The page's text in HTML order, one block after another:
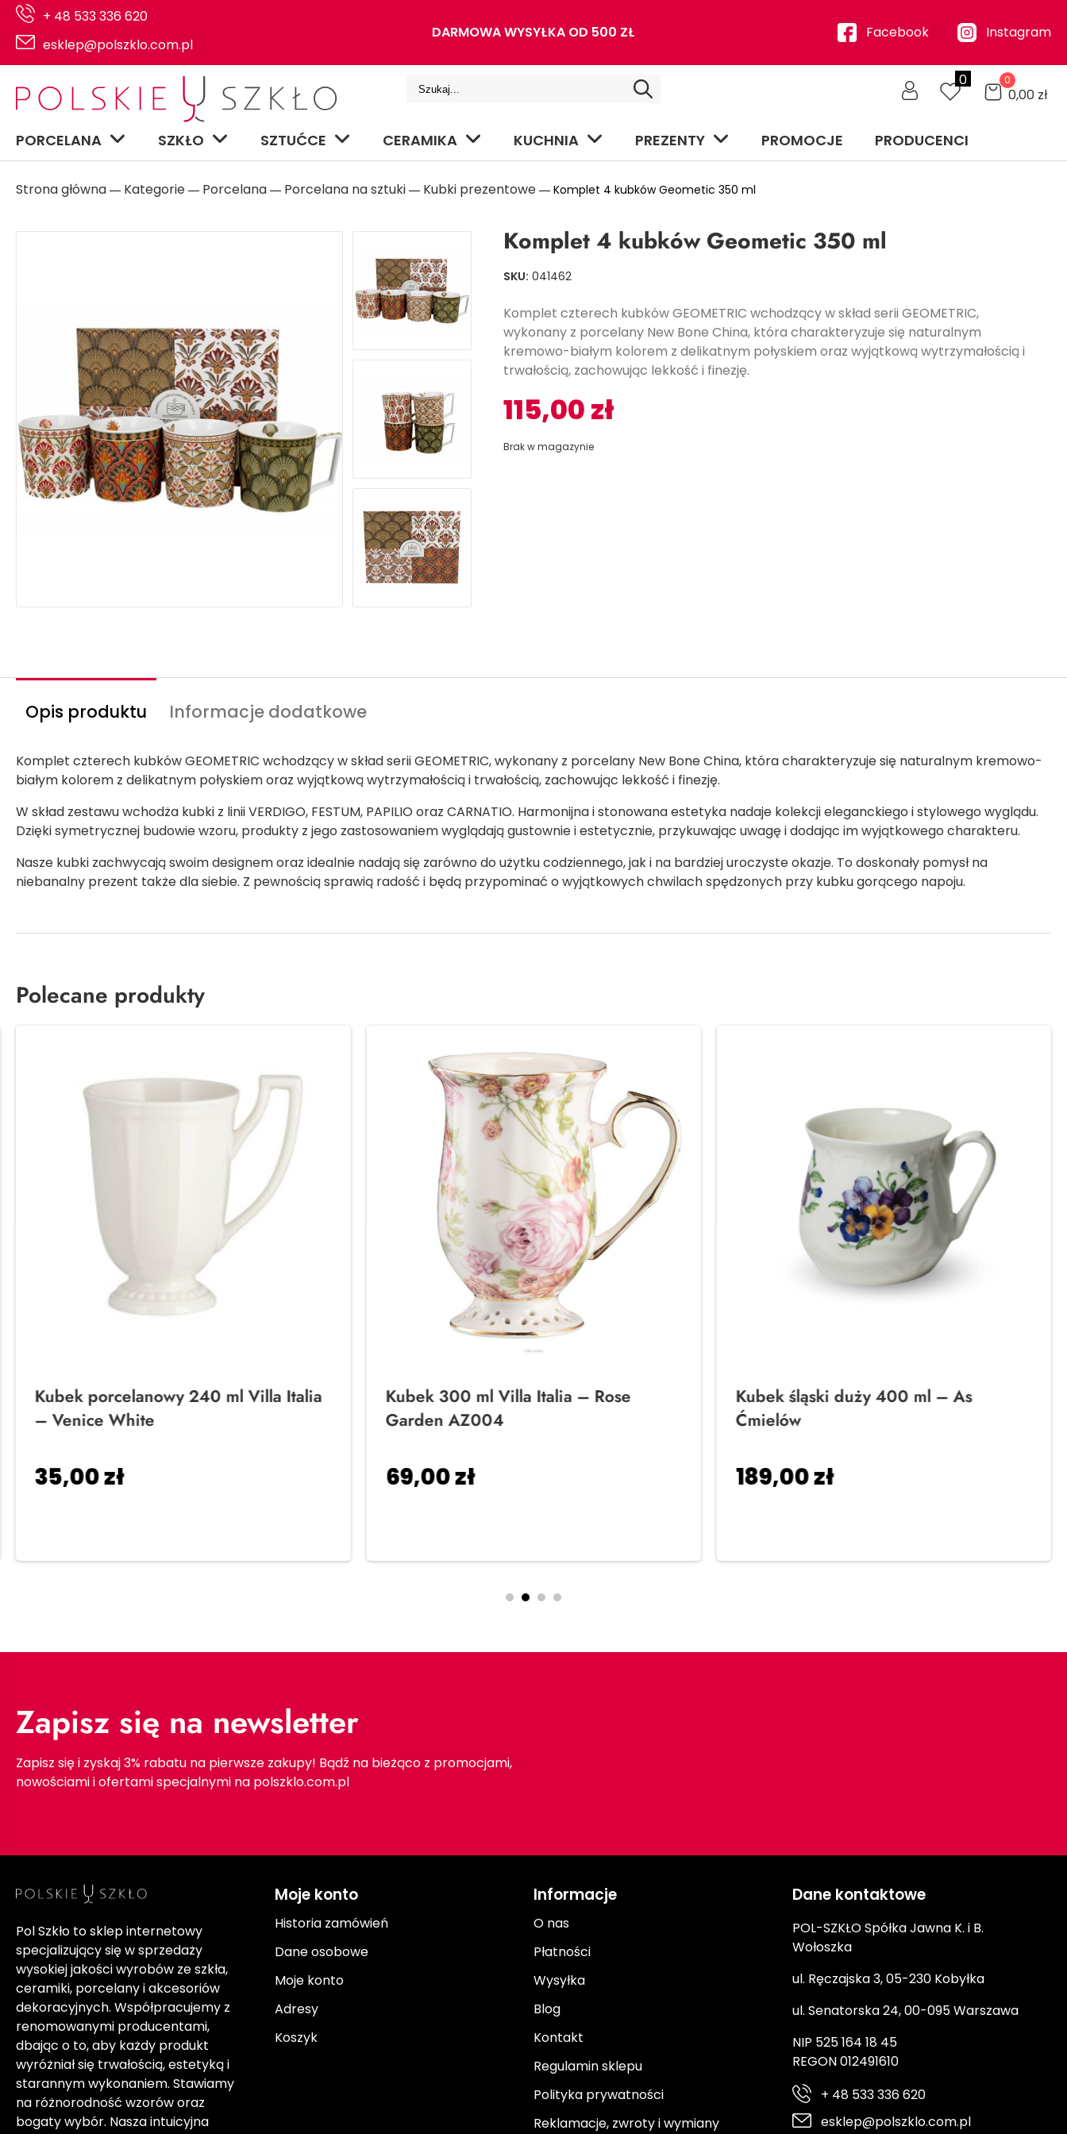
+ 48 533 336 620
esklep@polszklo.com.pl
DARMOWA WYSYŁKA OD 500 ZŁ Facebook Instagram
0 0
0,00 zł
PORCELANA SZKŁO SZTUĆCE CERAMIKA KUCHNIA PREZENTY PROMOCJE PRODUCENCI
Strona główna ― Kategorie ― Porcelana ― Porcelana na sztuki ― Kubki prezentowe ― Komplet 4 kubków Geometic 350 ml
Komplet 4 kubków Geometic 350 ml
SKU: 041462
Komplet czterech kubków GEOMETRIC wchodzący w skład serii GEOMETRIC,
wykonany z porcelany New Bone China, która charakteryzuje się naturalnym
kremowo-białym kolorem z delikatnym połyskiem oraz wyjątkową wytrzymałością i
trwałością, zachowując lekkość i finezję.
115,00zł
Brak w magazynie
Opis produktu Informacje dodatkowe
Komplet czterech kubków GEOMETRIC wchodzący w skład serii GEOMETRIC, wykonany z porcelany New Bone China, która charakteryzuje się naturalnym kremowo-
białym kolorem z delikatnym połyskiem oraz wyjątkową wytrzymałością i trwałością, zachowując lekkość i finezję.
W skład zestawu wchodża kubki z linii VERDIGO, FESTUM, PAPILIO oraz CARNATIO. Harmonijna i stonowana estetyka nadaje kolekcji eleganckiego i stylowego wyglądu.
Dzięki symetrycznej budowie wzoru, produkty z jego zastosowaniem wyglądają gustownie i estetycznie, przykuwając uwagę i dodając im wyjątkowego charakteru.
Nasze kubki zachwycają swoim designem oraz idealnie nadają się zarówno do użytku codziennego, jak i na bardziej uroczyste okazje. To doskonały pomysł na
niebanalny prezent także dla siebie. Z pewnością sprawią radość i będą przypominać o wyjątkowych chwilach spędzonych przy kubku gorącego napoju.
Polecane produkty
Kubek porcelanowy 240 ml Villa Italia
– Venice White
35,00zł
Kubek 300 ml Villa Italia – Rose
Garden AZ004
69,00zł
Kubek śląski duży 400 ml – As
Ćmielów
189,00zł
Zapisz się na newsletter
Zapisz się i zyskaj 3% rabatu na pierwsze zakupy! Bądź na bieżąco z promocjami,
nowościami i ofertami specjalnymi na polszklo.com.pl
Pol Szkło to sklep internetowy
specjalizujący się w sprzedaży
wysokiej jakości wyrobów ze szkła,
ceramiki, porcelany i akcesoriów
dekoracyjnych. Współpracujemy z
renomowanymi producentami,
dbając o to, aby każdy produkt
wyróżniał się trwałością, estetyką i
starannym wykonaniem. Stawiamy
na różnorodność wzorów oraz
bogaty wybór. Nasza intuicyjna
Moje konto
Historia zamówień
Dane osobowe
Moje konto
Adresy
Koszyk
Informacje
O nas
Płatności
Wysyłka
Blog
Kontakt
Regulamin sklepu
Polityka prywatności
Reklamacje, zwroty i wymiany
Dane kontaktowe
POL-SZKŁO Spółka Jawna K. i B.
Wołoszka
ul. Ręczajska 3, 05-230 Kobyłka
ul. Senatorska 24, 00-095 Warszawa
NIP 525 164 18 45
REGON 012491610
+ 48 533 336 620
esklep@polszklo.com.pl